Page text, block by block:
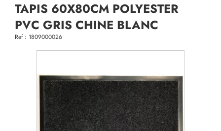
TAPIS 60X80CM POLYESTER
PVC GRIS CHINE BLANC
Ref : 1809000026